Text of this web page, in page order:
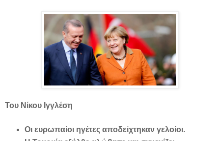
Του Νίκου Ιγγλέση
Οι ευρωπαίοι ηγέτες αποδείχτηκαν γελοίοι.